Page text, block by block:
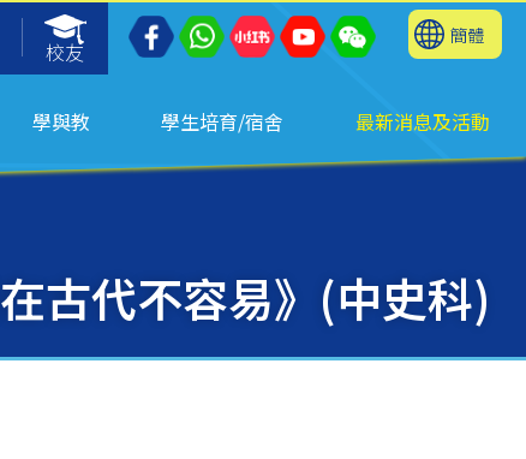
校友
簡體
學與教 學生培育/宿舍 最新消息及活動
古代不容易》(中史科)